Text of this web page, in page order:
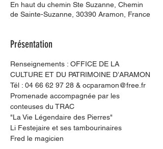
En haut du chemin Ste Suzanne, Chemin
de Sainte-Suzanne, 30390 Aramon, France
Présentation
Renseignements : OFFICE DE LA
CULTURE ET DU PATRIMOINE D’ARAMON
Tél : 04 66 62 97 28 & ocparamon@free.fr
Promenade accompagnée par les
conteuses du TRAC
"La Vie Légendaire des Pierres"
Li Festejaire et ses tambourinaires
Fred le magicien